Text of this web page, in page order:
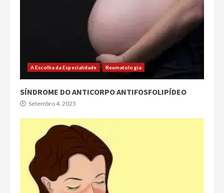
A Escolha da Especialidade Reumatologia
SÍNDROME DO ANTICORPO ANTIFOSFOLIPÍDEO
Setembro 4, 2025